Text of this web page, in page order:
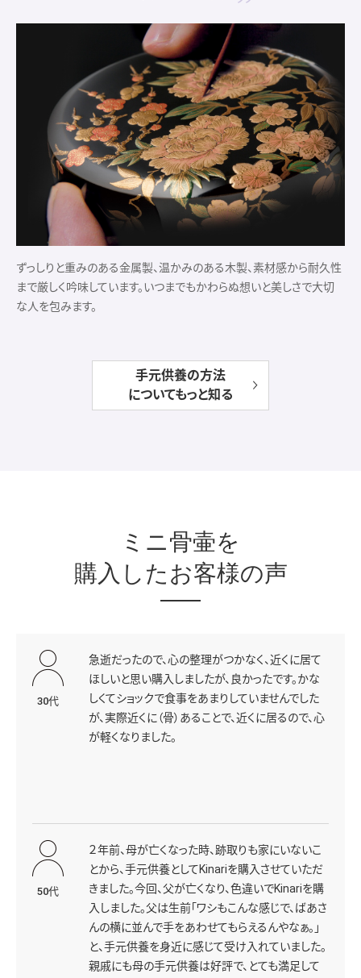
ずっしりと重みのある金属製、温かみのある木製、素材感から耐久性
まで厳しく吟味しています。いつまでもかわらぬ想いと美しさで大切
な人を包みます。
手元供養の方法
についてもっと知る
ミニ骨壷を
購入したお客様の声
30代
急逝だったので、心の整理がつかなく、近くに居て
ほしいと思い購入しましたが、良かったです。かな
しくてショックで食事をあまりしていませんでした
が、実際近くに（骨）あることで、近くに居るので、心
が軽くなりました。
50代
２年前、母が亡くなった時、跡取りも家にいないこ
とから、手元供養としてKinariを購入させていただ
きました。今回、父が亡くなり、色違いでKinariを購
入しました。父は生前「ワシもこんな感じで、ばあさ
んの横に並んで手をあわせてもらえるんやなぁ。」
と、手元供養を身近に感じて受け入れていました。
親戚にも母の手元供養は好評で、とても満足して